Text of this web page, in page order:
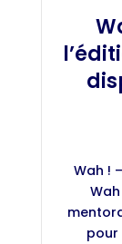
Wah !
pour